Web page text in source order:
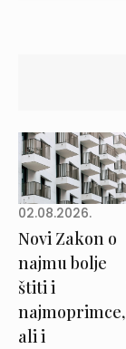
02.08.2026.
Novi Zakon o
najmu bolje
štiti i
najmoprimce,
ali i